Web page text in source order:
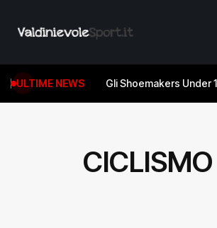
ULTIME NEWS Gli Shoemakers Under
CICLISMO